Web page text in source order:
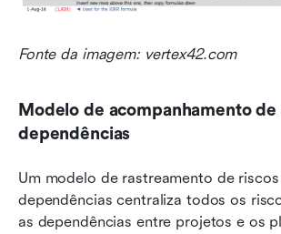
Fonte da imagem: vertex42.com
Modelo de acompanhamento de
dependências
Um modelo de rastreamento de
dependências centraliza todos os
as dependências entre projetos e os